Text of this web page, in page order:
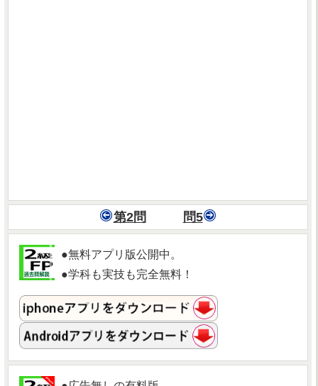
第2問 問5
●無料アプリ版公開中。
●学科も実技も完全無料！